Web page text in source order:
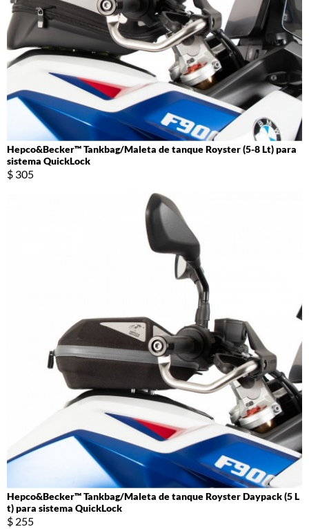
Hepco&Becker™ Tankbag/Maleta de tanque Royster (5-8 Lt) para
sistema QuickLock
$ 305
Hepco&Becker™ Tankbag/Maleta de tanque Royster Daypack (5 L
t) para sistema QuickLock
$ 255